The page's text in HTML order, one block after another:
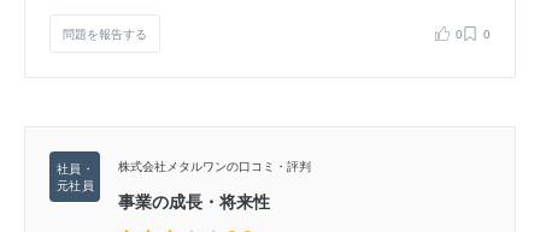
問題を報告する 0 0
株式会社メタルワンの口コミ・評判
事業の成長・将来性